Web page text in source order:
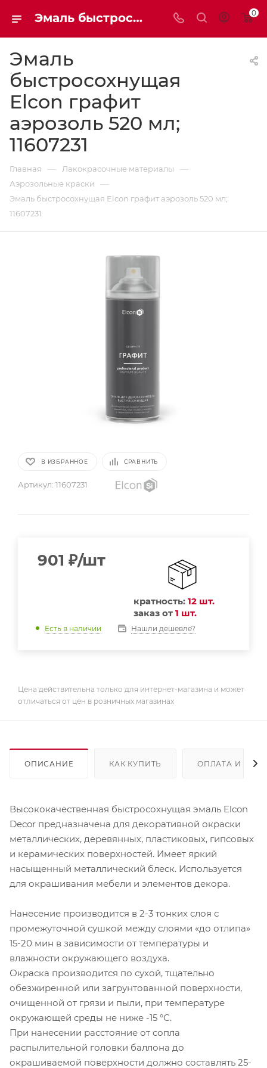
Эмаль быстросохнущая Elcon графит аэрозоль 520 мл; 11607231 11607231 | Мaxim-stroy 0
Эмаль
быстросохнущая
Elcon графит
аэрозоль 520 мл;
11607231
Главная — Лакокрасочные материалы —
Аэрозольные краски —
Эмаль быстросохнущая Elcon графит аэрозоль 520 мл;
11607231
В ИЗБРАННОЕ СРАВНИТЬ
Артикул: 11607231
901 ₽/шт
кратность: 12 шт.
заказ от 1 шт.
Есть в наличии Нашли дешевле?
Цена действительна только для интернет-магазина и может
отличаться от цен в розничных магазинах
ОПИСАНИЕ КАК КУПИТЬ ОПЛАТА И
Высококачественная быстросохнущая эмаль Elcon
Decor предназначена для декоративной окраски
металлических, деревянных, пластиковых, гипсовых
и керамических поверхностей. Имеет яркий
насыщенный металлический блеск. Используется
для окрашивания мебели и элементов декора.
Нанесение производится в 2-3 тонких слоя с
промежуточной сушкой между слоями «до отлипа»
15-20 мин в зависимости от температуры и
влажности окружающего воздуха.
Окраска производится по сухой, тщательно
обезжиренной или загрунтованной поверхности,
очищенной от грязи и пыли, при температуре
окружающей среды не ниже -15 °С.
При нанесении расстояние от сопла
распылительной головки баллона до
окрашиваемой поверхности должно составлять 25-